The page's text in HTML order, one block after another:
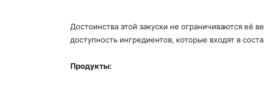
Достоинства этой закуски не ограничиваются
доступность ингредиентов, которые входят в
Продукты: